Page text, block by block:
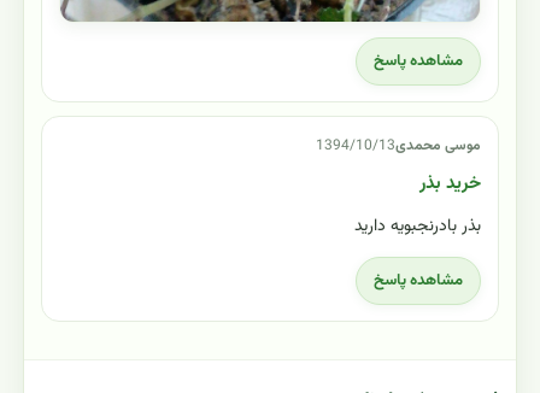
مشاهده پاسخ
موسی محمدی1394/10/13
خرید بذر
بذر بادرنجبویه دارید
مشاهده پاسخ